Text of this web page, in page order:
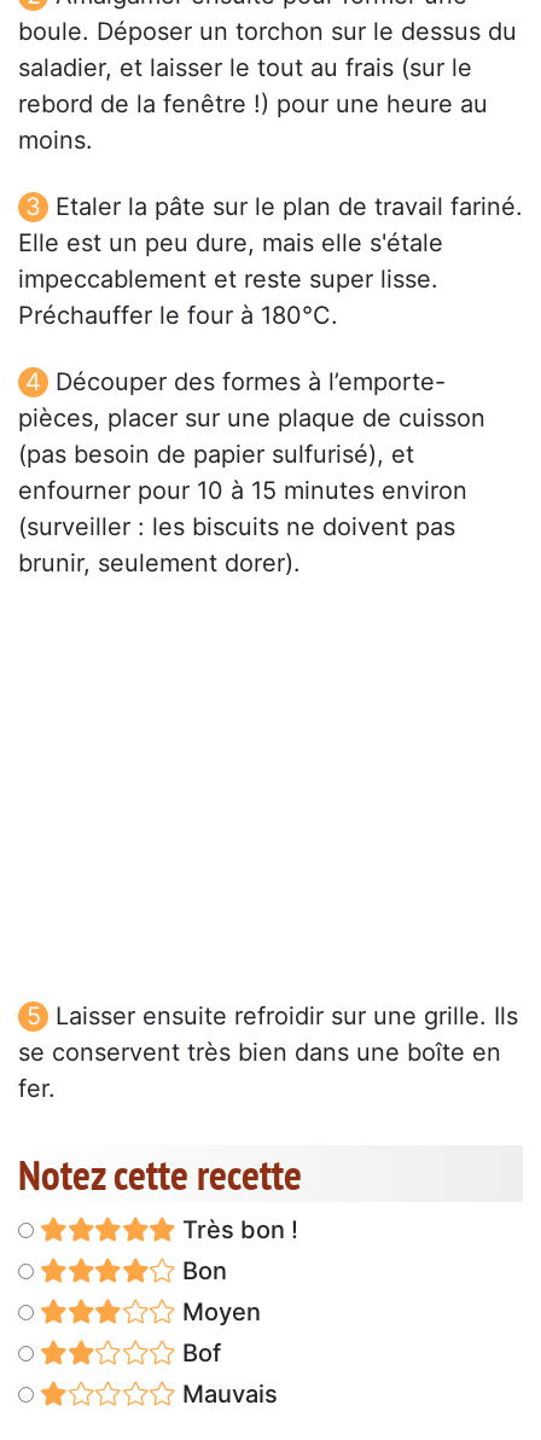
boule. Déposer un torchon sur le dessus du
saladier, et laisser le tout au frais (sur le
rebord de la fenêtre !) pour une heure au
moins.
Etaler la pâte sur le plan de travail fariné.
Elle est un peu dure, mais elle s'étale
impeccablement et reste super lisse.
Préchauffer le four à 180°C.
Découper des formes à l’emporte-
pièces, placer sur une plaque de cuisson
(pas besoin de papier sulfurisé), et
enfourner pour 10 à 15 minutes environ
(surveiller : les biscuits ne doivent pas
brunir, seulement dorer).
Laisser ensuite refroidir sur une grille. Ils
se conservent très bien dans une boîte en
fer.
Notez cette recette
Très bon !
Bon
Moyen
Bof
Mauvais